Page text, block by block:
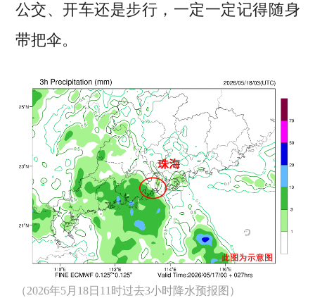
公交、开车还是步行，一定一定记得随身
带把伞。
（2026年5月18日11时过去3小时降水预报图）